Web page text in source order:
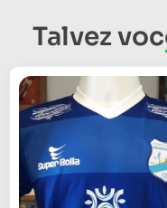
Talvez